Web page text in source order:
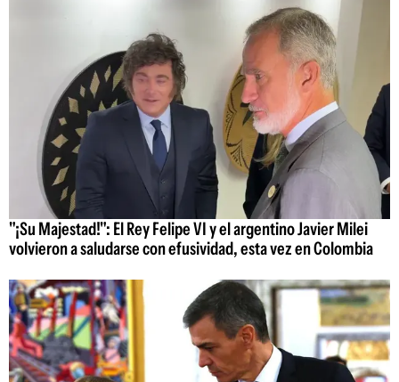
"¡Su Majestad!": El Rey Felipe VI y el argentino Javier Milei
volvieron a saludarse con efusividad, esta vez en Colombia